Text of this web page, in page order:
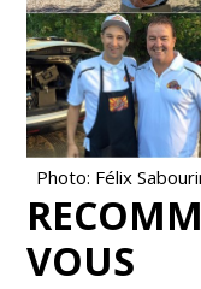
Photo: Félix
VOUS